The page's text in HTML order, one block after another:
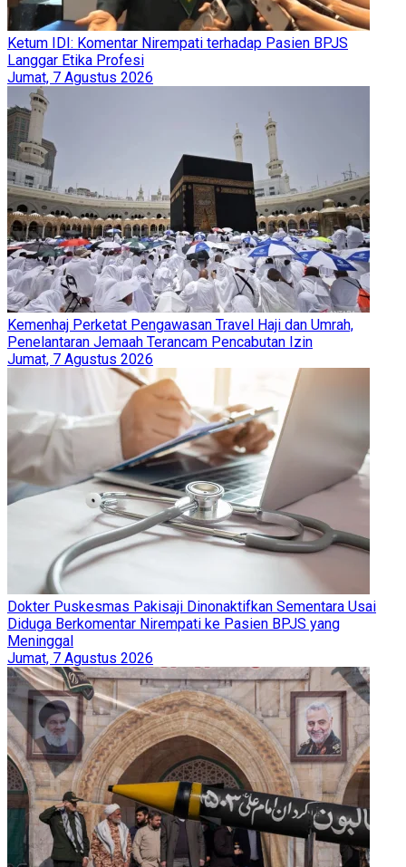
Ketum IDI: Komentar Nirempati terhadap Pasien BPJS
Langgar Etika Profesi
Jumat, 7 Agustus 2026
Kemenhaj Perketat Pengawasan Travel Haji dan Umrah,
Penelantaran Jemaah Terancam Pencabutan Izin
Jumat, 7 Agustus 2026
Dokter Puskesmas Pakisaji Dinonaktifkan Sementara Usai
Diduga Berkomentar Nirempati ke Pasien BPJS yang
Meninggal
Jumat, 7 Agustus 2026